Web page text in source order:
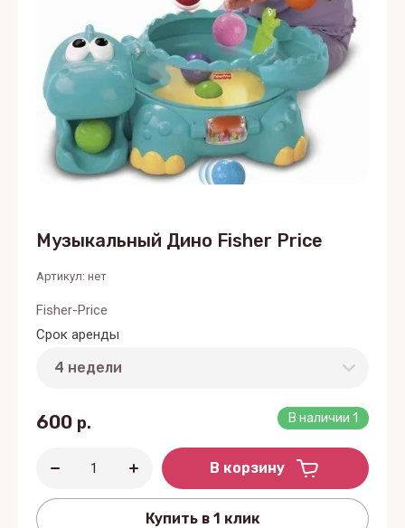
Музыкальный Дино Fisher Price
Артикул: нет
Fisher-Price
Срок аренды
В наличии 1
600 р.
В корзину
Купить в 1 клик